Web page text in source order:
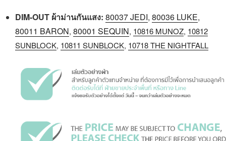
DIM-OUT ผ้าม่านกันแสง: 80037 JEDI, 80036 LUKE,
80011 BARON, 80001 SEQUIN, 10816 MUNOZ, 10812
SUNBLOCK, 10811 SUNBLOCK, 10718 THE NIGHTFALL